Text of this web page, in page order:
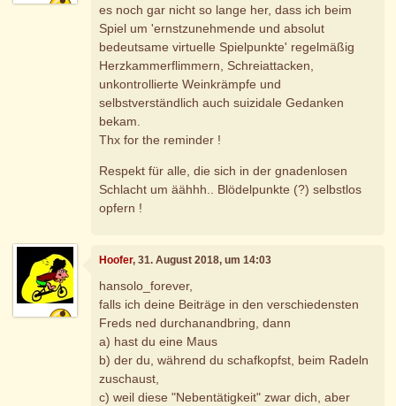
es noch gar nicht so lange her, dass ich beim
Spiel um 'ernstzunehmende und absolut
bedeutsame virtuelle Spielpunkte' regelmäßig
Herzkammerflimmern, Schreiattacken,
unkontrollierte Weinkrämpfe und
selbstverständlich auch suizidale Gedanken
bekam.
Thx for the reminder !
Respekt für alle, die sich in der gnadenlosen
Schlacht um äähhh.. Blödelpunkte (?) selbstlos
opfern !
Hoofer, 31. August 2018, um 14:03
hansolo_forever,
falls ich deine Beiträge in den verschiedensten
Freds ned durchanandbring, dann
a) hast du eine Maus
b) der du, während du schafkopfst, beim Radeln
zuschaust,
c) weil diese "Nebentätigkeit" zwar dich, aber